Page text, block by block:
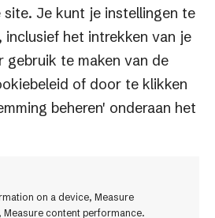
Je kunt je instellingen te
het intrekken van je
te maken van de
of door te klikken
beheren' onderaan het
on a device, Measure
content performance.